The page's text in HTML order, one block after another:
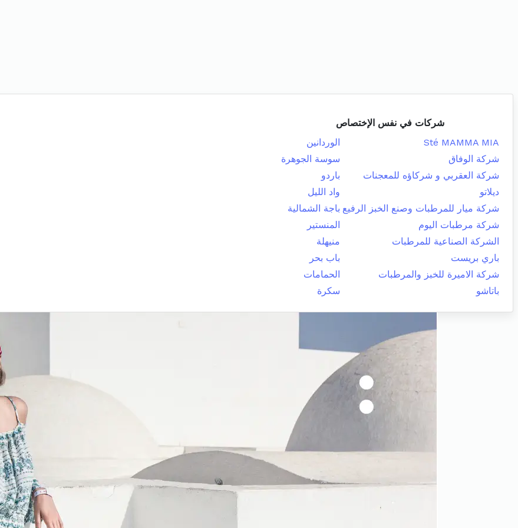
شركات في نفس الإختصاص
Sté MAMMA MIA
الوردانين
شركة الوفاق
سوسة الجوهرة
شركة العقربي و شركاؤه للمعجنات
باردو
ديلاتو
واد الليل
شركة ميار للمرطبات وصنع الخبز الرفيع باجة الشمالية
شركة مرطبات اليوم
المنستير
الشركة الصناعية للمرطبات
منيهلة
باري بريست
باب بحر
شركة الاميرة للخبز والمرطبات
الحمامات
باتاشو
سكرة